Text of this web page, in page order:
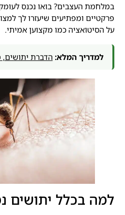
במלחמת העצבים? בואו נכנס
פרקטיים ומפתיעים שיעזרו לך
על הסיטואציה כמו מקצוען אמיתי.
למדריך המלא: הדברת
למה בכלל יתושים